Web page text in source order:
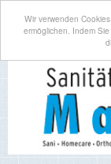
Wir verwenden
ermöglichen. Indem